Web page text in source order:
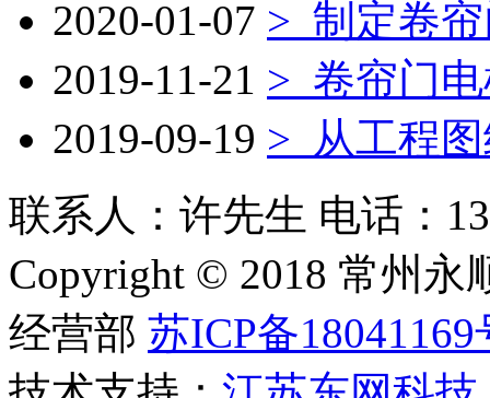
2020-01-07 > 制定卷
2019-11-21 > 卷帘门
2019-09-19 > 从工程
联系人：许先生 电话：
Copyright © 2018 常州
经营部 苏ICP备18041169